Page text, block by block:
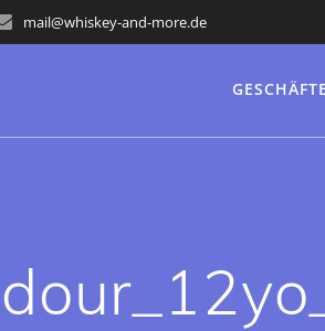
mail@whiskey-and-more.de
GESCHÄFTE